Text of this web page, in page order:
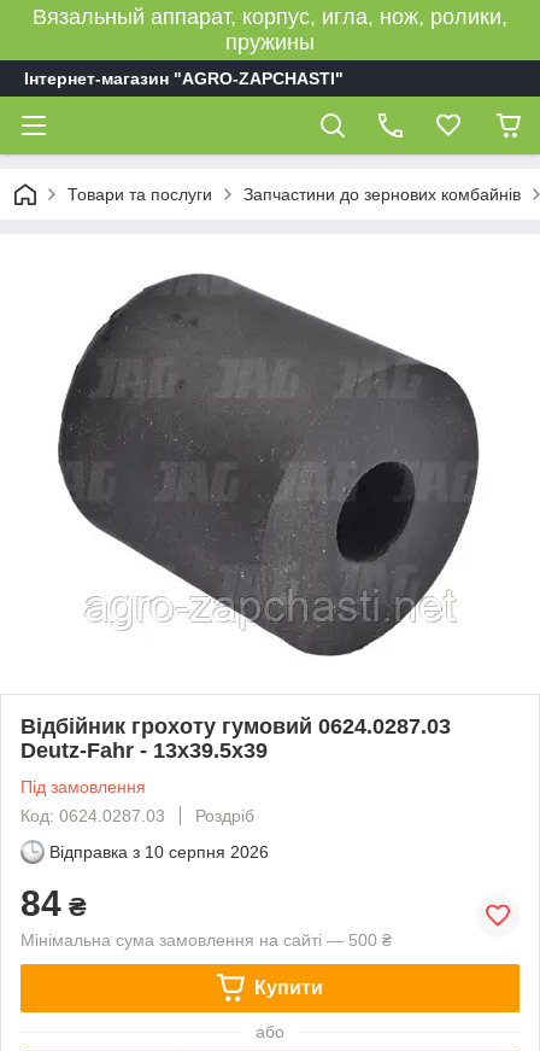
Вязальный аппарат, корпус, игла, нож, ролики,
пружины
Інтернет-магазин "AGRO-ZAPCHASTI"
Товари та послуги Запчастини до зернових комбайнів
Відбійник грохоту гумовий 0624.0287.03
Deutz-Fahr - 13x39.5x39
Під замовлення
Код: 0624.0287.03
Роздріб
Відправка з 10 серпня 2026
84 ₴
Мінімальна сума замовлення на сайті — 500 ₴
Купити
або